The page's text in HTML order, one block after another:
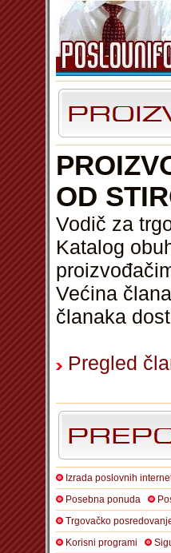
OD
Vodič za
Katalog
Većina
članaka
Pregled
Izrada poslovnih
Posebna ponuda
Trgovačko
Korisni programi